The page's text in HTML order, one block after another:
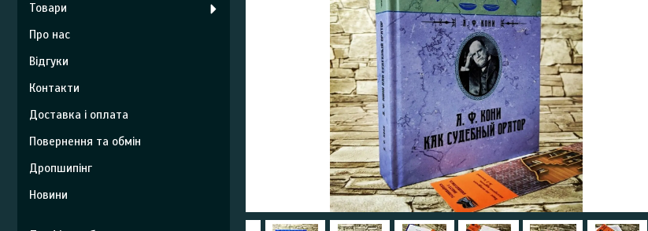
Товари
Про нас
Відгуки
Контакти
Доставка і оплата
Повернення та обмін
Дропшипінг
Новини